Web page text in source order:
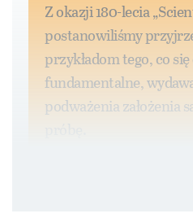
Z okazji 180-lecia
postanowiliśmy
przykładom tego, co
fundamentalne,
podważenia założenia